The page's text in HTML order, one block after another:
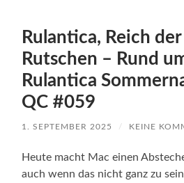
Rulantica, Reich
Rutschen – Rund
Rulantica
QC #059
1. SEPTEMBER 2025 / KEINE
Heute macht Mac einen
auch wenn das nicht ganz zu